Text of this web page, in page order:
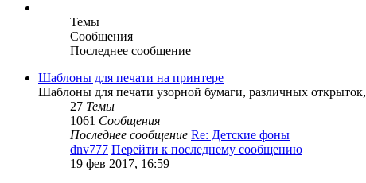
Темы
Сообщения
Последнее сообщение
Шаблоны для печати на принтере
Шаблоны для печати узорной бумаги, различных
27 Темы
1061 Сообщения
Последнее сообщение Re: Детские фоны
dnv777 Перейти к последнему сообщению
19 фев 2017, 16:59